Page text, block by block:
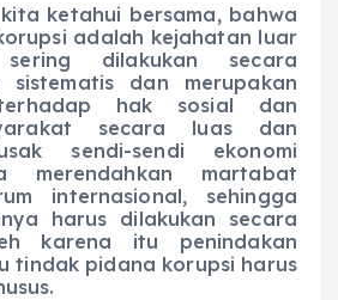
bersama, bahwa
adalah kejahatan luar
dilakukan secara
dan merupakan
hak sosial dan
secara luas dan
sendi-sendi ekonomi
merendahkan martabat
internasional, sehingga
harus dilakukan secara
karena itu penindakan
tindak pidana korupsi harus